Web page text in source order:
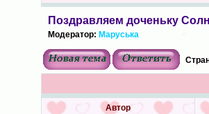
Поздравляем доченьку
Модератор: Маруська
Автор